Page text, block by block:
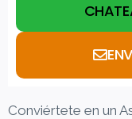
Conviértete en un